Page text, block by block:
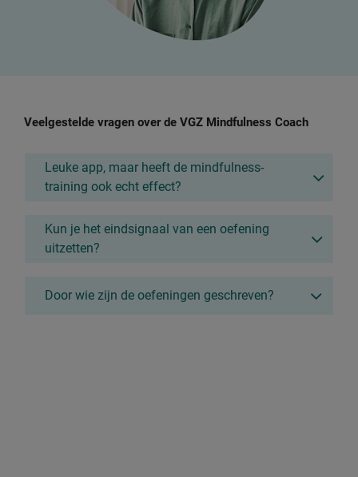
Veelgestelde vragen over de VGZ Mindfulness Coach
Leuke app, maar heeft de mindfulness-
training ook echt effect?
Kun je het eindsignaal van een oefening
uitzetten?
Door wie zijn de oefeningen geschreven?